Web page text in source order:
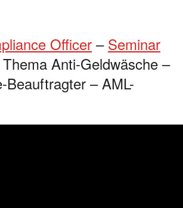
Officer – Seminar
Anti-Geldwäsche –
Beauftragter – AML-